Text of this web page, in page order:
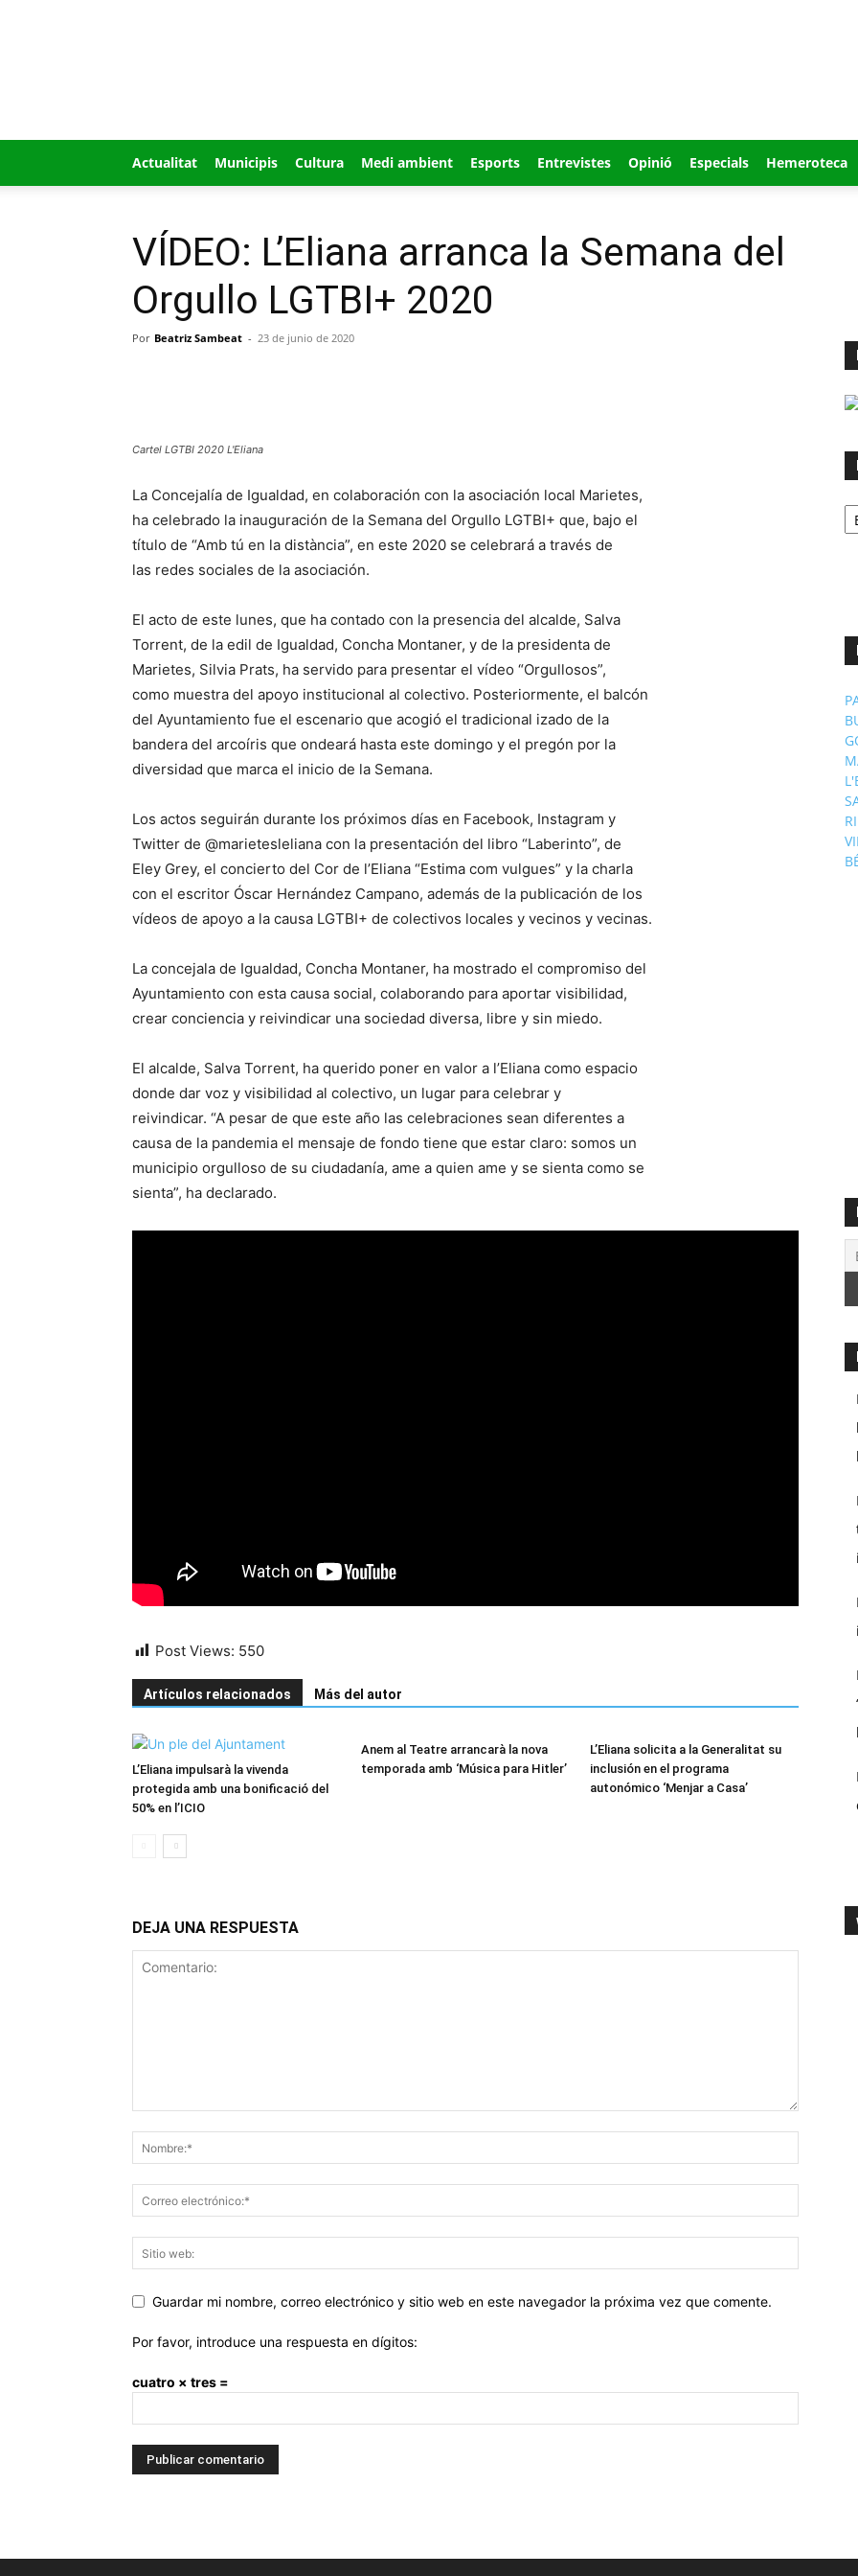
Actualitat Municipis Cultura Medi ambient Esports Entrevistes Opinió Especials Hemeroteca
VÍDEO: L’Eliana arranca la Semana del
Orgullo LGTBI+ 2020
Por Beatriz Sambeat - 23 de junio de 2020
Cartel LGTBI 2020 L'Eliana
La Concejalía de Igualdad, en colaboración con la asociación local Marietes,
ha celebrado la inauguración de la Semana del Orgullo LGTBI+ que, bajo el
título de “Amb tú en la distància”, en este 2020 se celebrará a través de
las redes sociales de la asociación.
El acto de este lunes, que ha contado con la presencia del alcalde, Salva
Torrent, de la edil de Igualdad, Concha Montaner, y de la presidenta de
Marietes, Silvia Prats, ha servido para presentar el vídeo “Orgullosos”,
como muestra del apoyo institucional al colectivo. Posteriormente, el balcón
del Ayuntamiento fue el escenario que acogió el tradicional izado de la
bandera del arcoíris que ondeará hasta este domingo y el pregón por la
diversidad que marca el inicio de la Semana.
Los actos seguirán durante los próximos días en Facebook, Instagram y
Twitter de @marietesleliana con la presentación del libro “Laberinto”, de
Eley Grey, el concierto del Cor de l’Eliana “Estima com vulgues” y la charla
con el escritor Óscar Hernández Campano, además de la publicación de los
vídeos de apoyo a la causa LGTBI+ de colectivos locales y vecinos y vecinas.
La concejala de Igualdad, Concha Montaner, ha mostrado el compromiso del
Ayuntamiento con esta causa social, colaborando para aportar visibilidad,
crear conciencia y reivindicar una sociedad diversa, libre y sin miedo.
El alcalde, Salva Torrent, ha querido poner en valor a l’Eliana como espacio
donde dar voz y visibilidad al colectivo, un lugar para celebrar y
reivindicar. “A pesar de que este año las celebraciones sean diferentes a
causa de la pandemia el mensaje de fondo tiene que estar claro: somos un
municipio orgulloso de su ciudadanía, ame a quien ame y se sienta como se
sienta”, ha declarado.
Post Views: 550
Artículos relacionados Más del autor
L’Eliana impulsarà la vivenda
protegida amb una bonificació del
50% en l’ICIO
Anem al Teatre arrancarà la nova
temporada amb ‘Música para Hitler’
L’Eliana solicita a la Generalitat su
inclusión en el programa
autonómico ‘Menjar a Casa’
DEJA UNA RESPUESTA
Guardar mi nombre, correo electrónico y sitio web en este navegador la próxima vez que comente.
Por favor, introduce una respuesta en dígitos:
cuatro × tres =